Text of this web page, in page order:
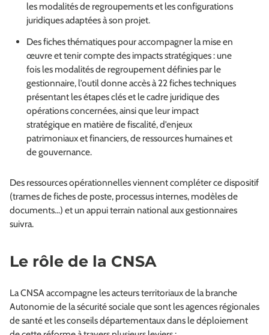
les modalités de regroupements et les configurations
juridiques adaptées à son projet.
Des fiches thématiques pour accompagner la mise en
œuvre et tenir compte des impacts stratégiques : une
fois les modalités de regroupement définies par le
gestionnaire, l’outil donne accès à 22 fiches techniques
présentant les étapes clés et le cadre juridique des
opérations concernées, ainsi que leur impact
stratégique en matière de fiscalité, d’enjeux
patrimoniaux et financiers, de ressources humaines et
de gouvernance.
Des ressources opérationnelles viennent compléter ce dispositif
(trames de fiches de poste, processus internes, modèles de
documents...) et un appui terrain national aux gestionnaires
suivra.
Le rôle de la CNSA
La CNSA accompagne les acteurs territoriaux de la branche
Autonomie de la sécurité sociale que sont les agences régionales
de santé et les conseils départementaux dans le déploiement